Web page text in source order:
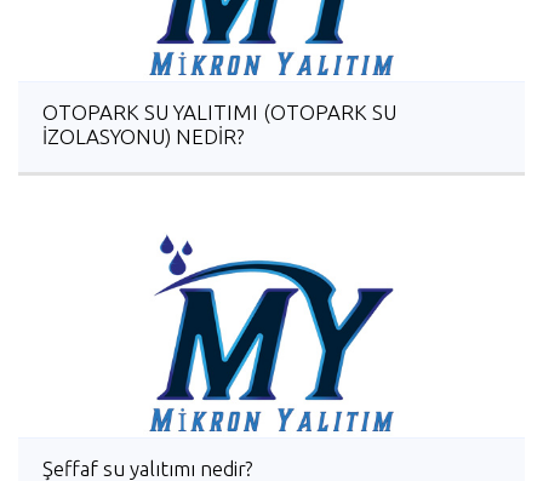
OTOPARK SU YALITIMI (OTOPARK SU
İZOLASYONU) NEDİR?
Şeffaf su yalıtımı nedir?